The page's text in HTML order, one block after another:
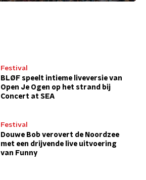
Festival
BLØF speelt intieme liveversie van
Open Je Ogen op het strand bij
Concert at SEA
Festival
Douwe Bob verovert de Noordzee
met een drijvende live uitvoering
van Funny